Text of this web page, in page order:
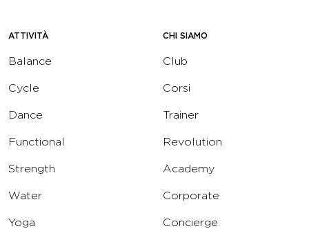
ATTIVITÀ
Balance
Cycle
Dance
Functional
Strength
Water
Yoga
CHI SIAMO
Club
Corsi
Trainer
Revolution
Academy
Corporate
Concierge